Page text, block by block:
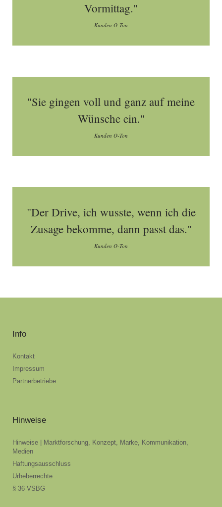
Vormittag."
Kunden O-Ton
"Sie gingen voll und ganz auf meine
Wünsche ein."
Kunden O-Ton
"Der Drive, ich wusste, wenn ich die
Zusage bekomme, dann passt das."
Kunden O-Ton
Info
Kontakt
Impressum
Partnerbetriebe
Hinweise
Hinweise | Marktforschung, Konzept, Marke, Kommunikation,
Medien
Haftungsausschluss
Urheberrechte
§ 36 VSBG